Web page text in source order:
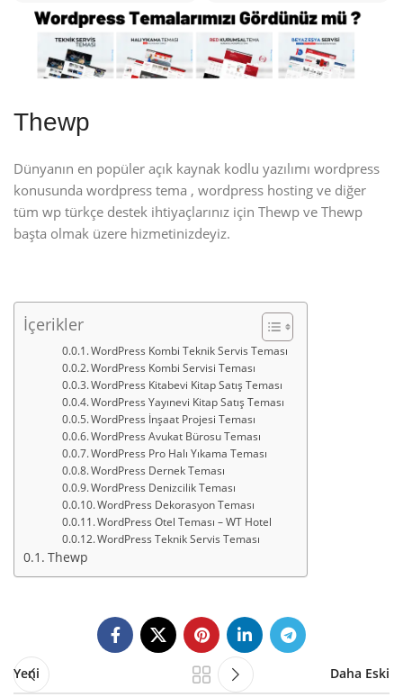
Thewp
Dünyanın en popüler açık kaynak kodlu yazılımı wordpress
konusunda wordpress tema , wordpress hosting ve diğer
tüm wp türkçe destek ihtiyaçlarınız için Thewp ve Thewp
başta olmak üzere hizmetinizdeyiz.
İçerikler
WordPress Kombi Teknik Servis Teması
WordPress Kombi Servisi Teması
WordPress Kitabevi Kitap Satış Teması
WordPress Yayınevi Kitap Satış Teması
WordPress İnşaat Projesi Teması
WordPress Avukat Bürosu Teması
WordPress Pro Halı Yıkama Teması
WordPress Dernek Teması
WordPress Denizcilik Teması
WordPress Dekorasyon Teması
WordPress Otel Teması – WT Hotel
WordPress Teknik Servis Teması
Thewp
Yeni Daha Eski